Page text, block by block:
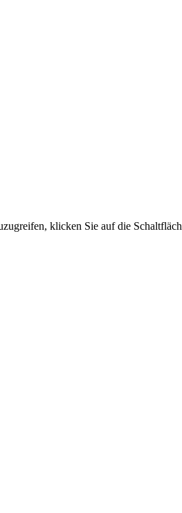
klicken Sie auf die